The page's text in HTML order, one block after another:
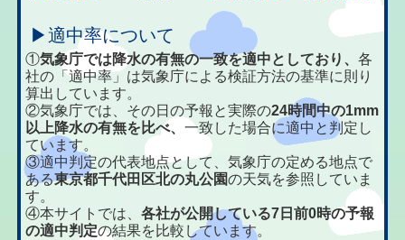
▶適中率について
①気象庁では降水の有無の一致を適中としており、各
社の「適中率」は気象庁による検証方法の基準に則り
算出しています。
②気象庁では、その日の予報と実際の24時間中の1mm
以上降水の有無を比べ、一致した場合に適中と判定し
ています。
③適中判定の代表地点として、気象庁の定める地点で
ある東京都千代田区北の丸公園の天気を参照していま
す。
④本サイトでは、各社が公開している7日前0時の予報
の適中判定の結果を比較しています。